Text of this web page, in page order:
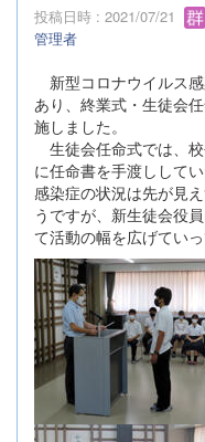
投稿日時 : 2021/07/21
管理者
新型コロナウイルス
あり、終業式・生徒会
施しました。
生徒会任命式では、
に任命書を手渡しして
感染症の状況は先が見
うですが、新生徒会役
て活動の幅を広げてい